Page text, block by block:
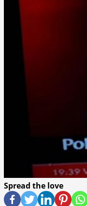
Spread the love